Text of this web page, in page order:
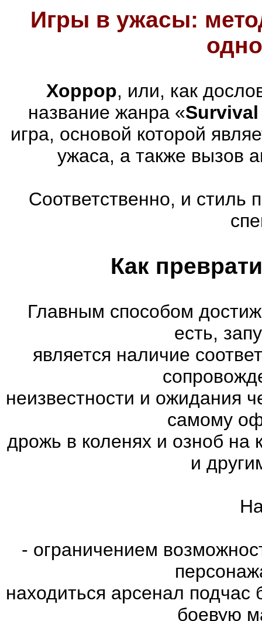
Игры в ужасы:
Хоррор, или, как
название жанра «
игра, основой которой
ужаса, а также вызов
Соответственно, и стиль
Как
Главным способом
есть,
является наличие
неизвестности и ожидания
самому
дрожь в коленях и озноб на
и
- ограничением
находиться арсенал
боевую